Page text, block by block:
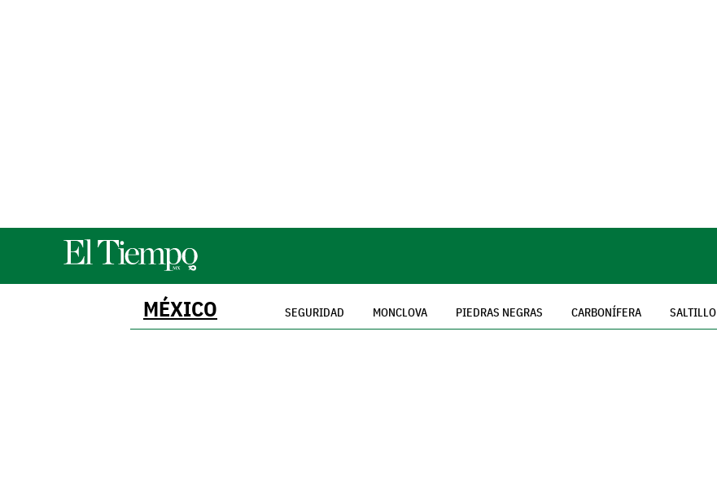
MÉXICO SEGURIDAD MONCLOVA PIEDRAS NEGRAS CARBONÍFERA SALTILLO